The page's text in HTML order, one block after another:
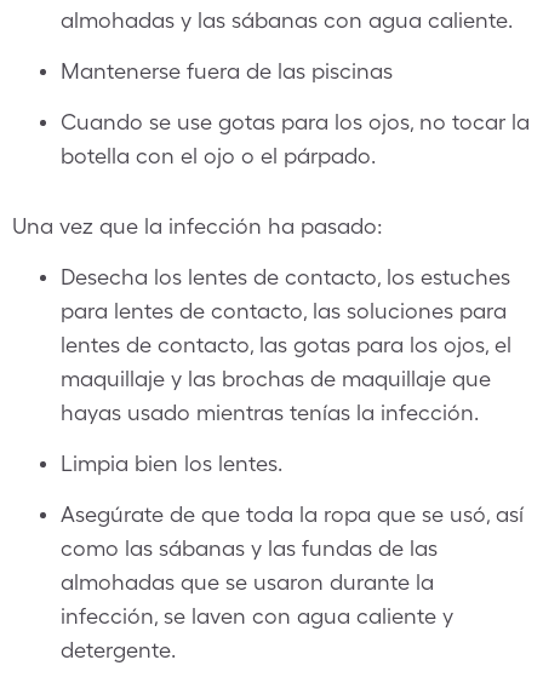
almohadas y las sábanas con agua caliente.
Mantenerse fuera de las piscinas
Cuando se use gotas para los ojos, no tocar la
botella con el ojo o el párpado.
Una vez que la infección ha pasado:
Desecha los lentes de contacto, los estuches
para lentes de contacto, las soluciones para
lentes de contacto, las gotas para los ojos, el
maquillaje y las brochas de maquillaje que
hayas usado mientras tenías la infección.
Limpia bien los lentes.
Asegúrate de que toda la ropa que se usó, así
como las sábanas y las fundas de las
almohadas que se usaron durante la
infección, se laven con agua caliente y
detergente.